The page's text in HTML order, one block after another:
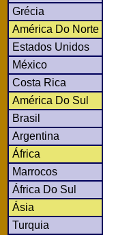
Grécia
América Do Norte
Estados Unidos
México
Costa Rica
América Do Sul
Brasil
Argentina
África
Marrocos
África Do Sul
Ásia
Turquia